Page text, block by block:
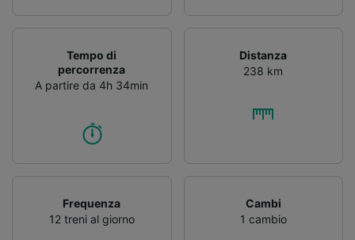
Tempo di
percorrenza
A partire da 4h 34min
Distanza
238 km
Frequenza
12 treni al giorno
Cambi
1 cambio